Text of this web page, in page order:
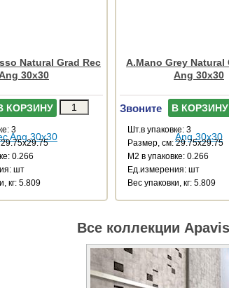
Natural Grad Rec
30x30
КОРЗИНУ
3
0.266
шт
кг: 5.809
A.Mano Grey Natural
Ang 30x30
Звоните В КОРЗИНУ
Шт.в упаковке: 3
Размер, см: 29.75x29.75
М2 в упаковке: 0.266
Ед.измерения: шт
Веc упаковки, кг: 5.809
Все коллекции